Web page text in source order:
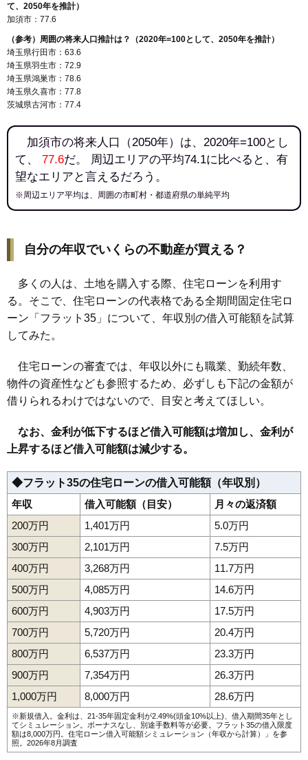
て、2050年を推計）
加須市：77.6
（参考）周囲の将来人口推計は？（2020年=100として、2050年を推計）
埼玉県行田市：63.6
埼玉県羽生市：72.9
埼玉県鴻巣市：78.6
埼玉県久喜市：77.8
茨城県古河市：77.4
加須市の将来人口（2050年）は、2020年=100とし
て、 77.6だ。 周辺エリアの平均74.1に比べると、有
望なエリアと言えるだろう。
※周辺エリア平均は、周囲の市町村・都道府県の単純平均
自分の年収でいくらの不動産が買える？
多くの人は、土地を購入する際、住宅ローンを利用す
る。そこで、住宅ローンの代表格である全期間固定住宅ロ
ーン「フラット35」について、年収別の借入可能額を試算
してみた。
住宅ローンの審査では、年収以外にも職業、勤続年数、
物件の資産性なども参照するため、必ずしも下記の金額が
借りられるわけではないので、目安と考えてほしい。
なお、金利が低下するほど借入可能額は増加し、金利が
上昇するほど借入可能額は減少する。
◆フラット35の住宅ローンの借入可能額（年収別）
年収
借入可能額（目安）
月々の返済額
200万円
1,401万円
5.0万円
300万円
2,101万円
7.5万円
400万円
3,268万円
11.7万円
500万円
4,085万円
14.6万円
600万円
4,903万円
17.5万円
700万円
5,720万円
20.4万円
800万円
6,537万円
23.3万円
900万円
7,354万円
26.3万円
1,000万円
8,000万円 28.6万円
※新規借入。金利は、21-35年固定金利が2.49%(頭金10%以上)、借入期間35年とし
てシミュレーション。ボーナスなし、別途手数料等が必要。フラット35の借入限度
額は8,000万円。 住宅ローン借入可能額シミュレーション（年収から計算）
」を参
照。2026年8月調査